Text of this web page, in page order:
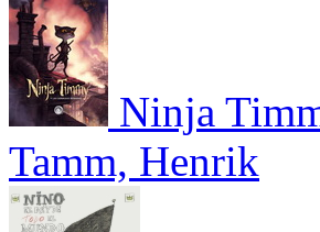
Ninja
Tamm, Henrik